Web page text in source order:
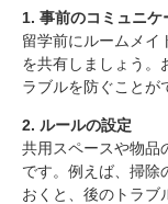
1. 事前のコミュニケ
留学前にルームメイ
を共有しましょう。
ラブルを防ぐことが
2. ルールの設定
共用スペースや物品
です。例えば、掃除
おくと、後のトラブ
共感：あなたの
ルームメイト
1. 事前のコ
2. ルールの
3. 定期的な
4. 互いのプ
5. トラブル
まとめ